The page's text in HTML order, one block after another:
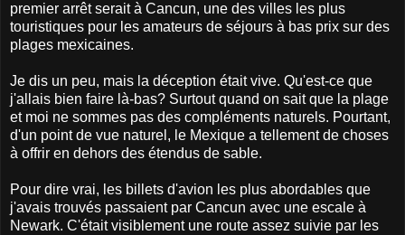
premier arrêt serait à Cancun, une des villes les plus
touristiques pour les amateurs de séjours à bas prix sur des
plages mexicaines.
Je dis un peu, mais la déception était vive. Qu'est-ce que
j'allais bien faire là-bas? Surtout quand on sait que la plage
et moi ne sommes pas des compléments naturels. Pourtant,
d'un point de vue naturel, le Mexique a tellement de choses
à offrir en dehors des étendus de sable.
Pour dire vrai, les billets d'avion les plus abordables que
j'avais trouvés passaient par Cancun avec une escale à
Newark. C'était visiblement une route assez suivie par les